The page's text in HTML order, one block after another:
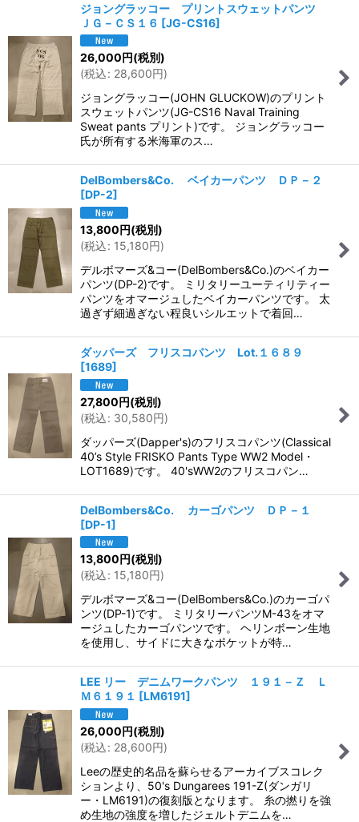
ジョングラッコー プリントスウェットパンツ
ＪＧ－ＣＳ１６ [JG-CS16]
26,000円(税別)
(税込: 28,600円)
ジョングラッコー(JOHN GLUCKOW)のプリント
スウェットパンツ(JG-CS16 Naval Training
Sweat pants プリント)です。 ジョングラッコー
氏が所有する米海軍のス…
DelBombers&Co. ベイカーパンツ ＤＰ－２
[DP-2]
13,800円(税別)
(税込: 15,180円)
デルボマーズ&コー(DelBombers&Co.)のベイカー
パンツ(DP-2)です。 ミリタリーユーティリティー
パンツをオマージュしたベイカーパンツです。 太
過ぎず細過ぎない程良いシルエットで着回…
ダッパーズ フリスコパンツ Lot.１６８９
[1689]
27,800円(税別)
(税込: 30,580円)
ダッパーズ(Dapper's)のフリスコパンツ(Classical
40’s Style FRISKO Pants Type WW2 Model・
LOT1689)です。 40'sWW2のフリスコパン…
DelBombers&Co. カーゴパンツ ＤＰ－１
[DP-1]
13,800円(税別)
(税込: 15,180円)
デルボマーズ&コー(DelBombers&Co.)のカーゴパ
ンツ(DP-1)です。 ミリタリーパンツM-43をオマ
ージュしたカーゴパンツです。 ヘリンボーン生地
を使用し、サイドに大きなポケットが特…
LEE リー デニムワークパンツ １９１－Ｚ Ｌ
Ｍ６１９１ [LM6191]
26,000円(税別)
(税込: 28,600円)
Leeの歴史的名品を蘇らせるアーカイブスコレク
ションより、50's Dungarees 191-Z(ダンガリ
ー・LM6191)の復刻版となります。 糸の撚りを強
め生地の強度を増したジェルトデニムを…